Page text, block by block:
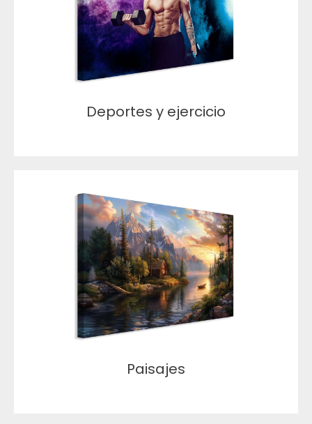
Deportes y ejercicio
Paisajes